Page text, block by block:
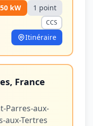
kW 1 point
CCS
Itinéraire
France
Parres-aux-
aux-Tertres